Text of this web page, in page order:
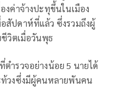
งค่าจ้างปะทุขึ้นในเมือง
สัปดาห์ที่แล้ว ซึ่งรวมถึงผู้
วิตเมื่อวันพุธ
ำรวจอย่างน้อย 5 นายได้
ท้วงซึ่งมีผู้คนหลายพันคน